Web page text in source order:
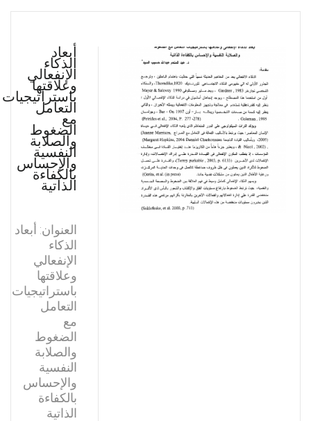
أبعاد
الذكاء
الإنفعالي
وعلاقتها
باستراتيجيات
التعامل
مع
الضغوط
والصلابة
النفسية
والإحساس
بالكفاءة
الذاتية
العنوان: أبعاد
الذكاء
الإنفعالي
وعلاقتها
باستراتيجيات
التعامل
مع
الضغوط
والصلابة
النفسية
والإحساس
بالكفاءة
الذاتية